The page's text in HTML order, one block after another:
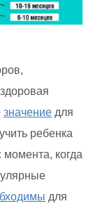
значение для
ребенка
момента, когда
для